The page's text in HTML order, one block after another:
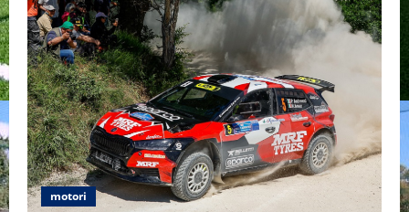
motori